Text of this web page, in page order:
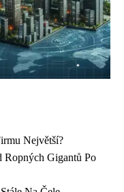
Největší?
Ropných Gigantů Po